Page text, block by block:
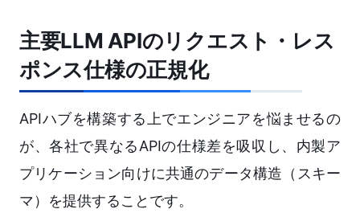
主要LLM APIのリクエスト・レス
ポンス仕様の正規化
APIハブを構築する上でエンジニアを悩ませるの
が、各社で異なるAPIの仕様差を吸収し、内製ア
プリケーション向けに共通のデータ構造（スキー
マ）を提供することです。